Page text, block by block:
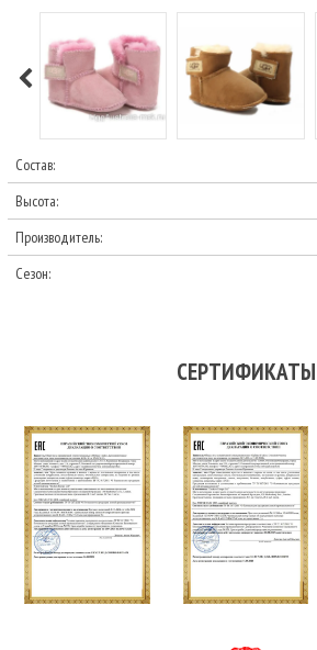
Состав:
Высота:
Производитель:
Сезон:
СЕРТИФИКАТЫ